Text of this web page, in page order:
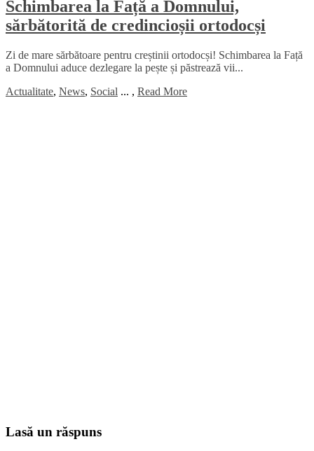
Schimbarea la Față a Domnului,
sărbătorită de credincioșii ortodocși
Zi de mare sărbătoare pentru creștinii ortodocși! Schimbarea la Față
a Domnului aduce dezlegare la pește și păstrează vii...
Actualitate, News, Social ... , Read More
Lasă un răspuns